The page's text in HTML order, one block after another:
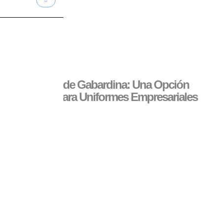
Camisas de Gabardina: Una Opción
Versátil para Uniformes Empresariales